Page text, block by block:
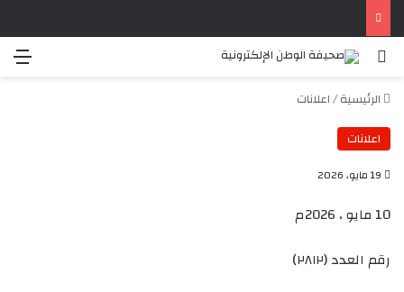
بحث عن
الرئيسية/اعلانات
اعلانات
19 مايو، 2026
10 مايو ، 2026م
رقم العدد (٢٨١٢)